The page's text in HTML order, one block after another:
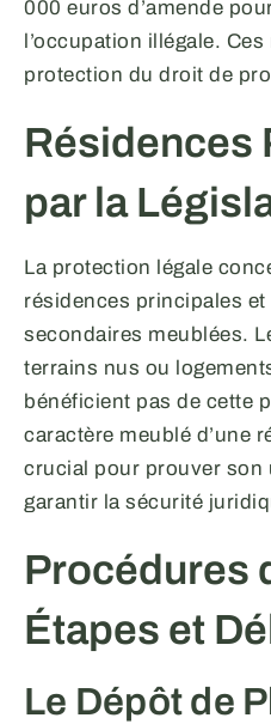
000 euros d’amende
l’occupation illégale.
protection du droit de
Résidences
par la
La protection légale
résidences principales
secondaires meublées.
terrains nus ou
bénéficient pas de cette
caractère meublé d’une
crucial pour prouver son
garantir la sécurité
Procédures
Étapes et
Le Dépôt de